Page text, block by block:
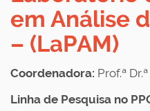
em Análise
– (LaPAM)
Coordenadora: Prof.ª
Linha de Pesquisa no